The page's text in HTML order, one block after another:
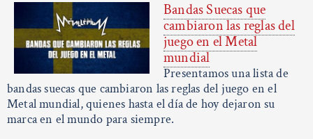
Bandas Suecas que
cambiaron las reglas del
juego en el Metal
mundial
Presentamos una lista de
bandas suecas que cambiaron las reglas del juego en el
Metal mundial, quienes hasta el día de hoy dejaron su
marca en el mundo para siempre.